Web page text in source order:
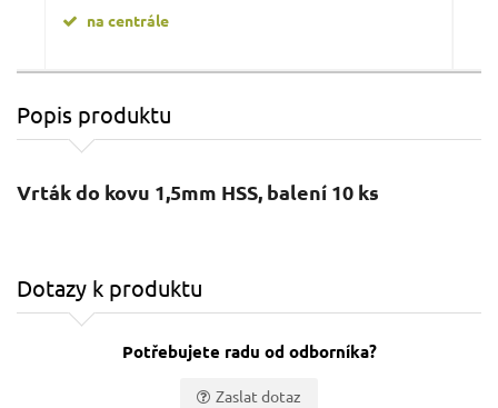
na centrále
Vrtáky do kovu, sada 19ks, 1-10mm, po 0,5mm,
leštěné
Popis produktu
Vrták do kovu 1,5mm HSS, balení 10 ks
Dotazy k produktu
Potřebujete radu od odborníka?
Zaslat dotaz